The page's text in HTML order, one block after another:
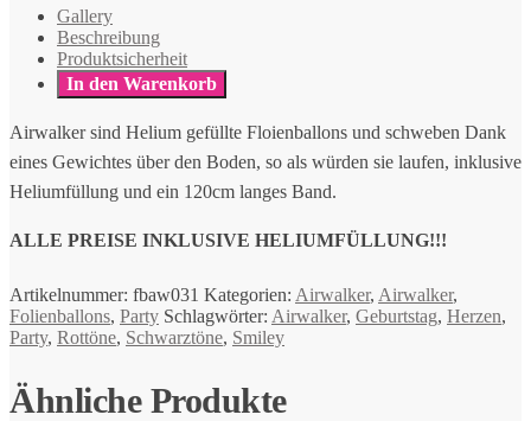
Gallery
Beschreibung
Produktsicherheit
In den Warenkorb
Airwalker sind Helium gefüllte Floienballons und schweben Dank
eines Gewichtes über den Boden, so als würden sie laufen, inklusive
Heliumfüllung und ein 120cm langes Band.
ALLE PREISE INKLUSIVE HELIUMFÜLLUNG!!!
Artikelnummer: fbaw031 Kategorien: Airwalker, Airwalker,
Folienballons, Party Schlagwörter: Airwalker, Geburtstag, Herzen,
Party, Rottöne, Schwarztöne, Smiley
Ähnliche Produkte